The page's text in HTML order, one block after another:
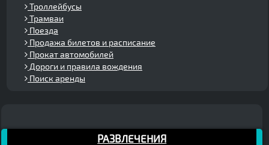
Троллейбусы
Трамваи
Поезда
Продажа билетов и расписание
Прокат автомобилей
Дороги и правила вождения
Поиск аренды
РАЗВЛЕЧЕНИЯ